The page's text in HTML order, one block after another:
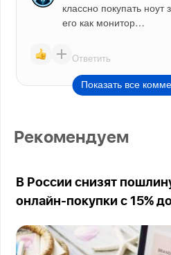
классно покупать ноут
его как монитор…
Ответить
Показать все
Рекомендуем
В России снизят
онлайн-покупки с 15%